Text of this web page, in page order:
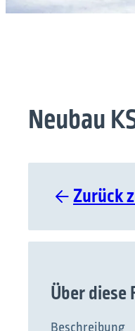
Neubau
Zurück
Über diese